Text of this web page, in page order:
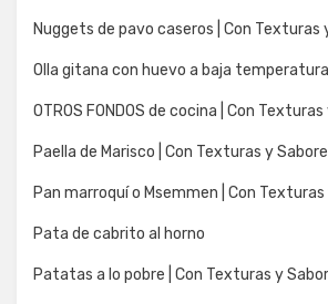
Nuggets de pavo caseros | Con Texturas
Olla gitana con huevo a baja temperatura
OTROS FONDOS de cocina | Con
Paella de Marisco | Con Texturas y
Pan marroquí o Msemmen | Con
Pata de cabrito al horno
Patatas a lo pobre | Con Texturas y